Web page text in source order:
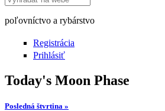
poľovníctvo a rybárstvo
Registrácia
Prihlásiť
Today's Moon Phase
Posledná štvrtina »